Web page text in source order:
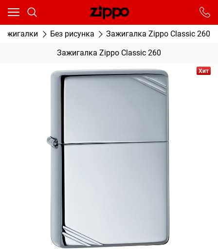
Без рисунка Зажигалка Zippo Classic 260
Зажигалка Zippo Classic 260
Хит
Ваш город - Москва,
От выбранного города зависят сроки доставки